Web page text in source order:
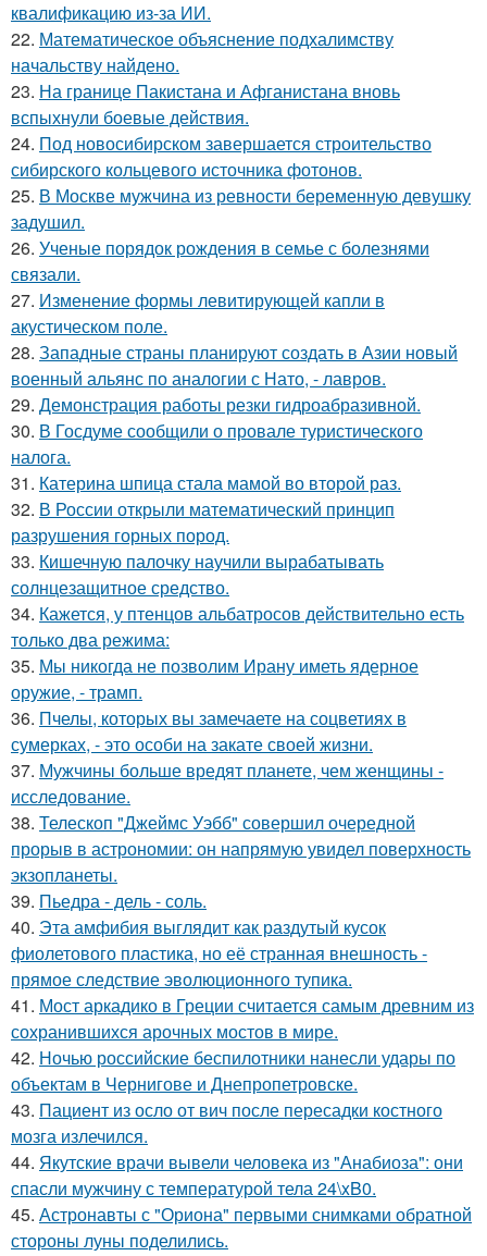
квалификацию из-за ИИ.
22. Математическое объяснение подхалимству
начальству найдено.
23. На границе Пакистана и Афганистана вновь
вспыхнули боевые действия.
24. Под новосибирском завершается строительство
сибирского кольцевого источника фотонов.
25. В Москве мужчина из ревности беременную девушку
задушил.
26. Ученые порядок рождения в семье с болезнями
связали.
27. Изменение формы левитирующей капли в
акустическом поле.
28. Западные страны планируют создать в Азии новый
военный альянс по аналогии с Нато, - лавров.
29. Демонстрация работы резки гидроабразивной.
30. В Госдуме сообщили о провале туристического
налога.
31. Катерина шпица стала мамой во второй раз.
32. В России открыли математический принцип
разрушения горных пород.
33. Кишечную палочку научили вырабатывать
солнцезащитное средство.
34. Кажется, у птенцов альбатросов действительно есть
только два режима:
35. Мы никогда не позволим Ирану иметь ядерное
оружие, - трамп.
36. Пчелы, которых вы замечаете на соцветиях в
сумерках, - это особи на закате своей жизни.
37. Мужчины больше вредят планете, чем женщины -
исследование.
38. Телескоп "Джеймс Уэбб" совершил очередной
прорыв в астрономии: он напрямую увидел поверхность
экзопланеты.
39. Пьедра - дель - соль.
40. Эта амфибия выглядит как раздутый кусок
фиолетового пластика, но её странная внешность -
прямое следствие эволюционного тупика.
41. Мост аркадико в Греции считается самым древним из
сохранившихся арочных мостов в мире.
42. Ночью российские беспилотники нанесли удары по
объектам в Чернигове и Днепропетровске.
43. Пациент из осло от вич после пересадки костного
мозга излечился.
44. Якутские врачи вывели человека из "Анабиоза": они
спасли мужчину с температурой тела 24\xB0.
45. Астронавты с "Ориона" первыми снимками обратной
стороны луны поделились.